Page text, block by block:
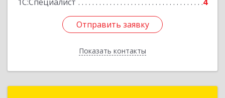
Отправить заявку
Показать контакты
Отправить заявку
Назад